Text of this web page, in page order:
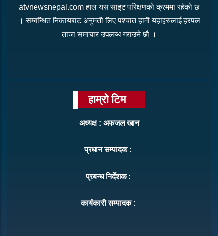
atvnewsnepal.com हाल यस साइट परिक्षणको क्रममा रहेको छ
। सम्बन्धित निकायबाट अनुमती लिए पश्चात हामी यहाहरुलाई हरपल
ताजा समाचार उपलब्ध गराउने छौ ।
हाम्रो टिम
अध्यक्ष : अफजल खान
प्रधान सम्पादक :
प्रबन्ध निर्देशक :
कार्यकारी सम्पादक :